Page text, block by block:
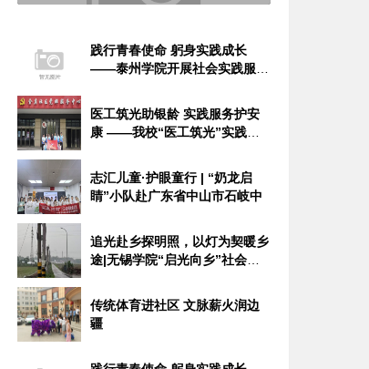
践行青春使命 躬身实践成长
——泰州学院开展社会实践服务
医工筑光助银龄 实践服务护安
康 ——我校“医工筑光”实践团
志汇儿童·护眼童行 | “奶龙启
睛”小队赴广东省中山市石岐中
追光赴乡探明照，以灯为契暖乡
途|无锡学院“启光向乡”社会实
传统体育进社区 文脉薪火润边
疆